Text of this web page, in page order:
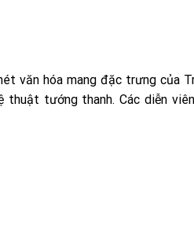
văn hóa mang đặc trưng của
thuật tướng thanh. Các diễn